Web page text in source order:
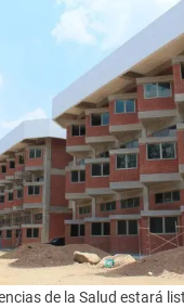
de la Salud estará